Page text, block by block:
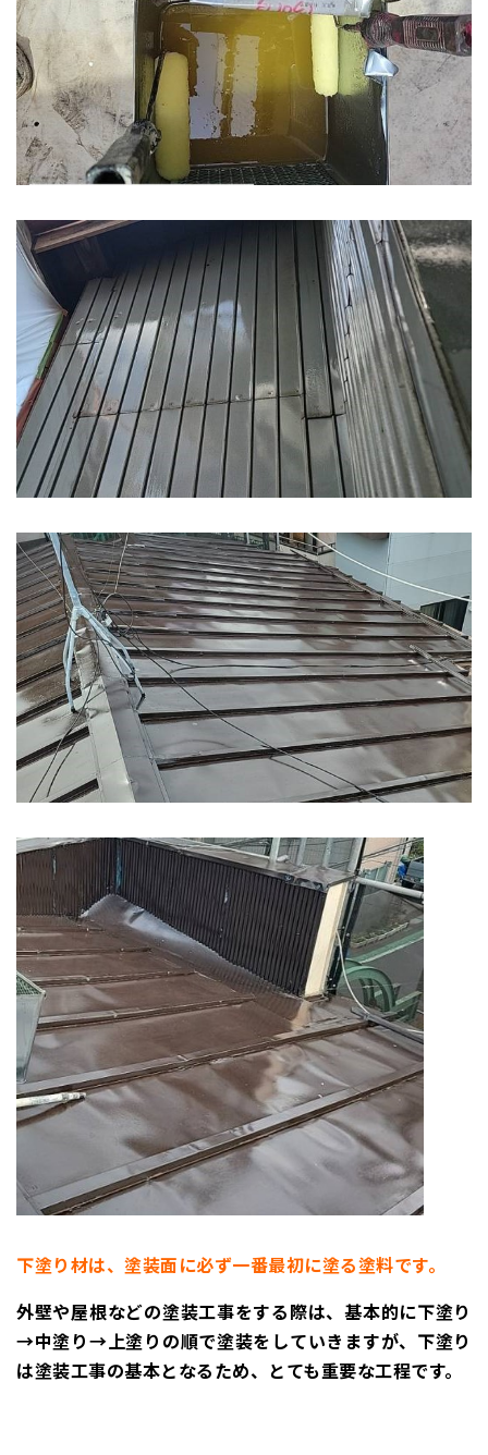
下塗り材は、塗装面に必ず一番最初に塗る塗料です。
外壁や屋根などの塗装工事をする際は、基本的に下塗り
→中塗り→上塗りの順で塗装をしていきますが、下塗り
は塗装工事の基本となるため、とても重要な工程です。